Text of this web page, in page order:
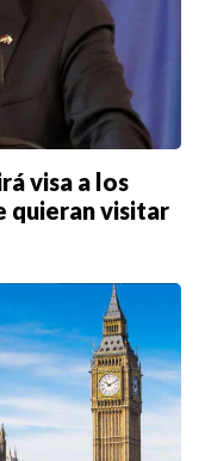
visa a los
quieran visitar